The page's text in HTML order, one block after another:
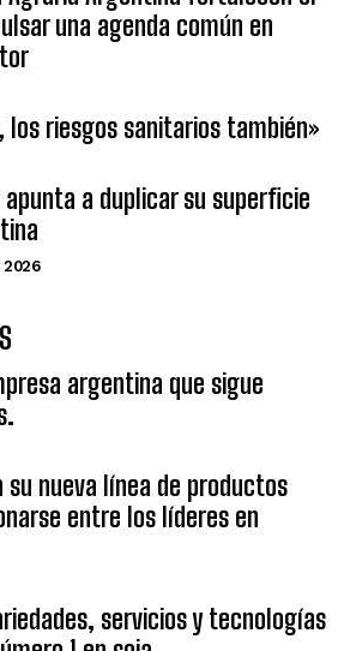
una agenda común en
los riesgos sanitarios también»
apunta a duplicar su superficie
2026
argentina que sigue
nueva línea de productos
entre los líderes en
servicios y tecnologías